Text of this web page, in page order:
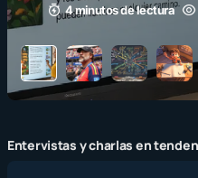
4 minutos de lectura 1,6K
Entervistas y charlas en